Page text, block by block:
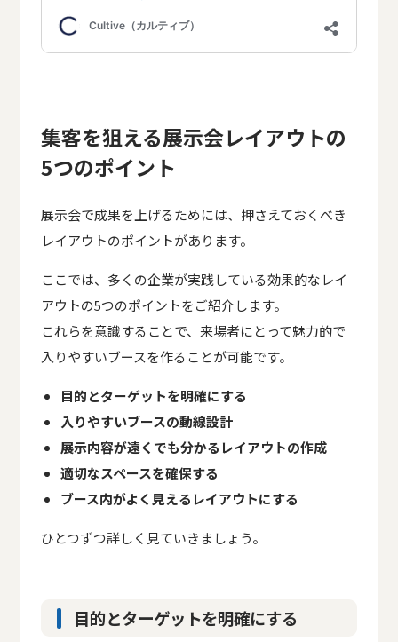
集客を狙える展示会レイアウトの
5つのポイント
展示会で成果を上げるためには、押さえておくべき
レイアウトのポイントがあります。
ここでは、多くの企業が実践している効果的なレイ
アウトの5つのポイントをご紹介します。
これらを意識することで、来場者にとって魅力的で
入りやすいブースを作ることが可能です。
目的とターゲットを明確にする
入りやすいブースの動線設計
展示内容が遠くでも分かるレイアウトの作成
適切なスペースを確保する
ブース内がよく見えるレイアウトにする
ひとつずつ詳しく見ていきましょう。
目的とターゲットを明確にする